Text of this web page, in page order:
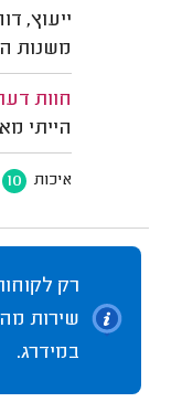
ייעוץ,
משנות ה-
חוות
הייתי
איכות 10
רק
שירות
במידרג.